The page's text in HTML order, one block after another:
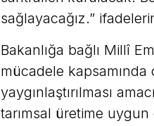
sağlayacağız.”
Bakanlığa bağlı Millî
mücadele kapsamında
yaygınlaştırılması
tarımsal üretime